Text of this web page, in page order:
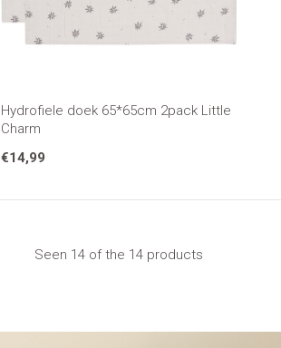
Hydrofiele doek 65*65cm 2pack Little
Charm
€14,99
Seen 14 of the 14 products